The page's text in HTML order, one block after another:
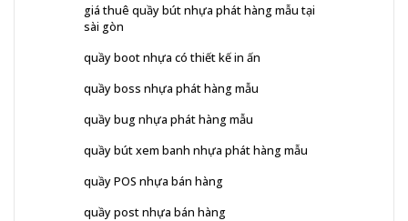
giá thuê quầy bút nhựa phát hàng mẫu tại
sài gòn
quầy boot nhựa có thiết kế in ấn
quầy boss nhựa phát hàng mẫu
quầy bug nhựa phát hàng mẫu
quầy bút xem banh nhựa phát hàng mẫu
quầy POS nhựa bán hàng
quầy post nhựa bán hàng